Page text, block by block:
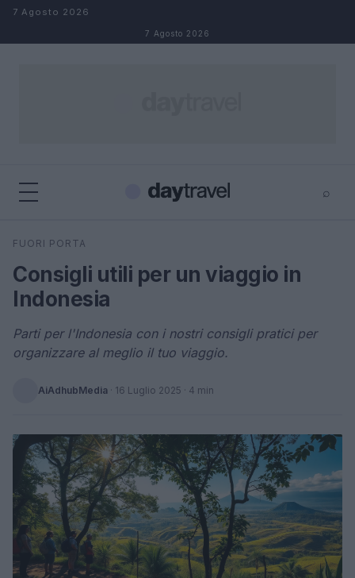
Salta al contenuto
7 Agosto 2026
7 Agosto 2026
⌕
Cerca
FUORI PORTA
Consigli utili per un viaggio in
Indonesia
Parti per l'Indonesia con i nostri consigli pratici per
organizzare al meglio il tuo viaggio.
AiAdhubMedia · 16 Luglio 2025 · 4 min